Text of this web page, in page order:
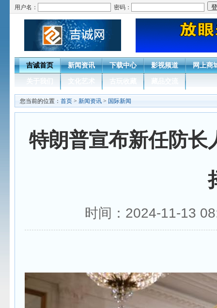
用户名： 密码：
吉诚首页 新闻资讯 下载中心 影视频道 网上商
关于我们 文化艺术 古玩收藏 藏品交流
您当前的位置： 首页 > 新闻资讯 > 国际新闻
特朗普宣布新任防长
时间：2024-11-13